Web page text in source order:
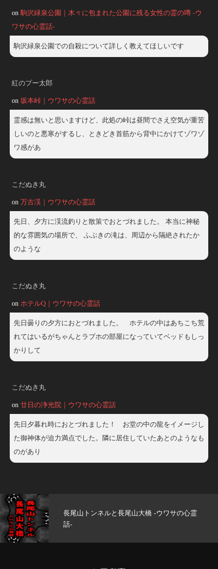
on駒沢緑泉公園｜木々に包まれた公園に残る女性の霊の噂 -ウ
ワサの心霊話-
駒沢緑泉公園での自殺について詳しく教えてほしいです
紅のプー太郎
on 坂本峠｜ウワサの心霊話
霊感は無いと思いますけど、此処の峠は昼間でさえ空気が重苦
しいのと悪寒がするし、ときどき首筋から背中にかけてゾワゾ
ワ感があ
こだぬき丸
on 万古渓｜ウワサの心霊話
先日、夕方に渓流釣りと散策でおとづれました。 本当に神秘
的な雰囲気の場所で、 ふぶきの滝は、周辺から隔絶されたか
のような
こだぬき丸
on ホテルQ｜ウワサの心霊話
先日曇りの夕方におとづれました。 ホテルの中はあちこち荒
れてはいるがちゃんとラブホの部屋になっていてベッドもしっ
かりして
こだぬき丸
on 廿日の浄光院｜ウワサの心霊話
先日夕暮れ時におとづれました！ お堂の中の龍をイメージし
た御神体が迫力満点でした。隣に居住していたあとのようなも
のがあり
玄武洞公園 -ウワサの心霊話-